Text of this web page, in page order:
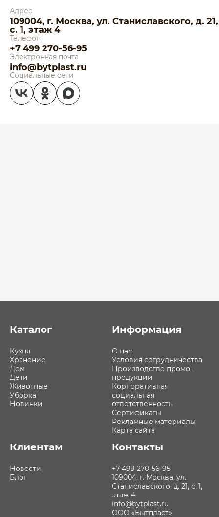
Адрес
109004, г. Москва, ул. Станиславского, д. 21,
с. 1, этаж 4
Телефон
+7 499 270-56-95
Электронная почта
info@bytplast.ru
Социальные сети
Каталог
Кухня
Хранение
Дом
Дети
Животные
Уборка
Новинки
Информация
О нас
Условия сотрудничества
Производство промо-
продукции
Корпоративная
социальная
ответственность
Сертификаты
Рекламные материалы
Карта сайта
Клиентам
Новости
Блог
Контакты
+7 499 270-56-95
109004, г. Москва, ул.
Станиславского, д. 21, с. 1,
этаж 4
info@bytplast.ru
ООО «Бытпласт»